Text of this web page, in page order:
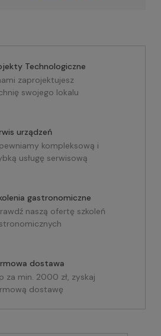
Technologiczne
zaprojektujesz
swojego lokalu
urządzeń
kompleksową i
usługę serwisową
gastronomiczne
naszą ofertę szkoleń
dostawa
za min. 2000 zł, zyskaj
dostawę